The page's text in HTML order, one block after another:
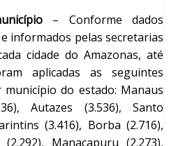
– Conforme dados
informados pelas secretarias
cidade do Amazonas, até
aplicadas as seguintes
do estado: Manaus
Autazes (3.536), Santo
(3.416), Borba (2.716),
Manacapuru (2.273),